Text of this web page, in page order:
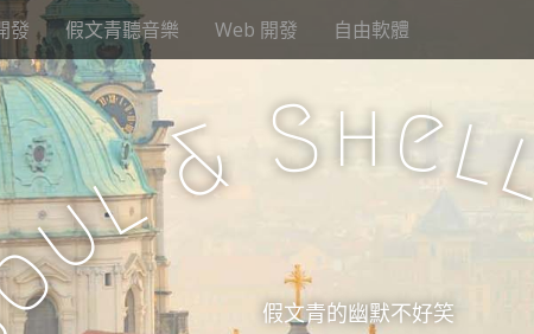
發 假文青聽音樂 Web 開發 自由軟體
u
l& Shell
假文青的幽默不好笑